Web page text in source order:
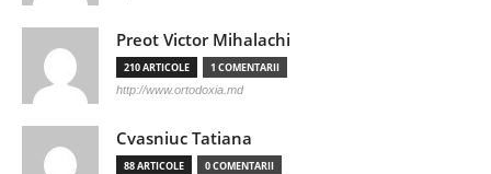
Preot Victor Mihalachi
210 ARTICOLE 1 COMENTARII
http://www.ortodoxia.md
Cvasniuc Tatiana
88 ARTICOLE 0 COMENTARII